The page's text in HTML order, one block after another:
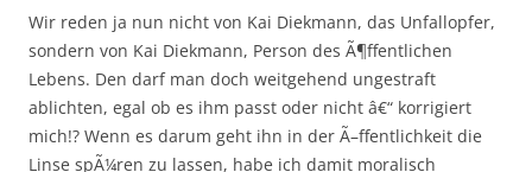
Wir reden ja nun nicht von Kai Diekmann, das Unfallopfer,
sondern von Kai Diekmann, Person des Ã¶ffentlichen
Lebens. Den darf man doch weitgehend ungestraft
ablichten, egal ob es ihm passt oder nicht â€“ korrigiert
mich!? Wenn es darum geht ihn in der Ã–ffentlichkeit die
Linse spÃ¼ren zu lassen, habe ich damit moralisch